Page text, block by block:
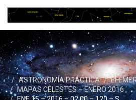
ASTRONOMÍA PRÁCTICA
MAPAS CELESTES – ENERO 2016